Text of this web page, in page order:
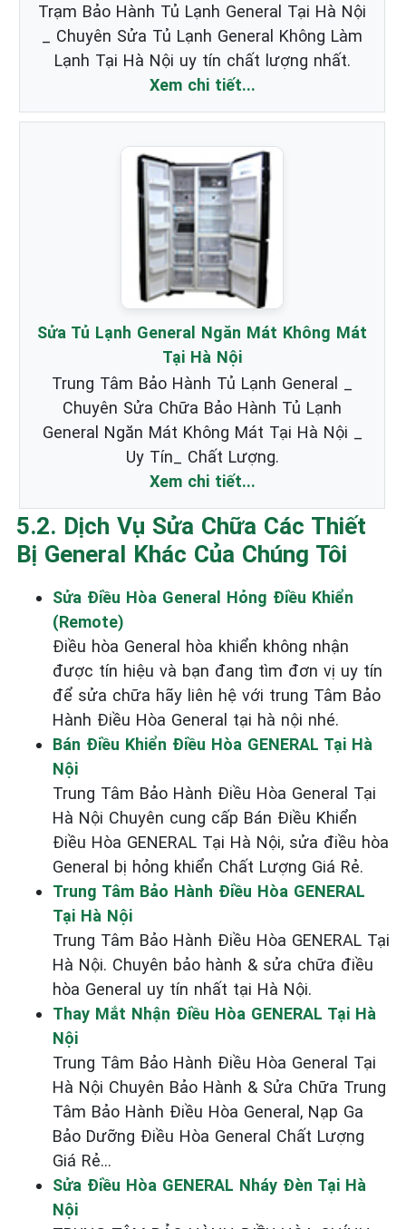
Trạm Bảo Hành Tủ Lạnh General Tại Hà Nội
_ Chuyên Sửa Tủ Lạnh General Không Làm
Lạnh Tại Hà Nội uy tín chất lượng nhất.
Xem chi tiết...
Sửa Tủ Lạnh General Ngăn Mát Không Mát
Tại Hà Nội
Trung Tâm Bảo Hành Tủ Lạnh General _
Chuyên Sửa Chữa Bảo Hành Tủ Lạnh
General Ngăn Mát Không Mát Tại Hà Nội _
Uy Tín_ Chất Lượng.
Xem chi tiết...
5.2. Dịch Vụ Sửa Chữa Các Thiết
Bị General Khác Của Chúng Tôi
Sửa Điều Hòa General Hỏng Điều Khiển
(Remote)
Điều hòa General hòa khiển không nhận
được tín hiệu và bạn đang tìm đơn vị uy tín
để sửa chữa hãy liên hệ với trung Tâm Bảo
Hành Điều Hòa General tại hà nội nhé.
Bán Điều Khiển Điều Hòa GENERAL Tại Hà
Nội
Trung Tâm Bảo Hành Điều Hòa General Tại
Hà Nội Chuyên cung cấp Bán Điều Khiển
Điều Hòa GENERAL Tại Hà Nội, sửa điều hòa
General bị hỏng khiển Chất Lượng Giá Rẻ.
Trung Tâm Bảo Hành Điều Hòa GENERAL
Tại Hà Nội
Trung Tâm Bảo Hành Điều Hòa GENERAL Tại
Hà Nội. Chuyên bảo hành & sửa chữa điều
hòa General uy tín nhất tại Hà Nội.
Thay Mắt Nhận Điều Hòa GENERAL Tại Hà
Nội
Trung Tâm Bảo Hành Điều Hòa General Tại
Hà Nội Chuyên Bảo Hành & Sửa Chữa Trung
Tâm Bảo Hành Điều Hòa General, Nạp Ga
Bảo Dưỡng Điều Hòa General Chất Lượng
Giá Rẻ...
Sửa Điều Hòa GENERAL Nháy Đèn Tại Hà
Nội